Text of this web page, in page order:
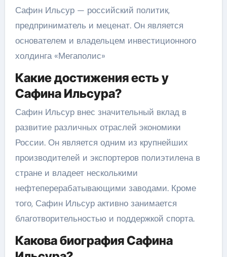
Сафин Ильсур — российский политик,
предприниматель и меценат. Он является
основателем и владельцем инвестиционного
холдинга «Мегаполис»
Какие достижения есть у
Сафина Ильсура?
Сафин Ильсур внес значительный вклад в
развитие различных отраслей экономики
России. Он является одним из крупнейших
производителей и экспортеров полиэтилена в
стране и владеет несколькими
нефтеперерабатывающими заводами. Кроме
того, Сафин Ильсур активно занимается
благотворительностью и поддержкой спорта.
Какова биография Сафина